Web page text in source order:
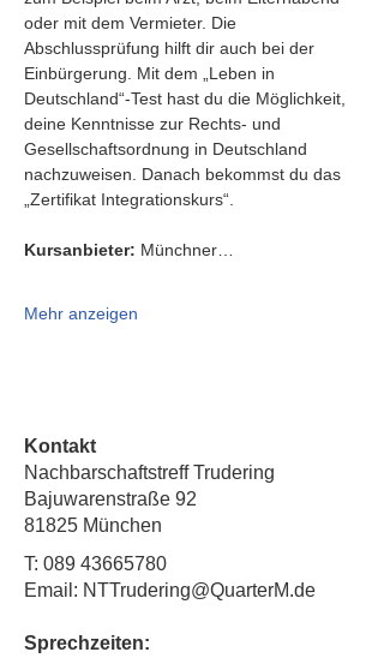
oder mit dem Vermieter. Die
Abschlussprüfung hilft dir auch bei der
Einbürgerung. Mit dem „Leben in
Deutschland“-Test hast du die Möglichkeit,
deine Kenntnisse zur Rechts- und
Gesellschaftsordnung in Deutschland
nachzuweisen. Danach bekommst du das
„Zertifikat Integrationskurs“.
Kursanbieter: Münchner…
Mehr anzeigen
Kontakt
Nachbarschaftstreff Trudering
Bajuwarenstraße 92
81825 München
T: 089 43665780
Email: NTTrudering@QuarterM.de
Sprechzeiten: